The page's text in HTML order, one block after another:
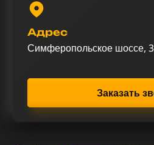
Адрес
Симферопольское шоссе,
Заказать